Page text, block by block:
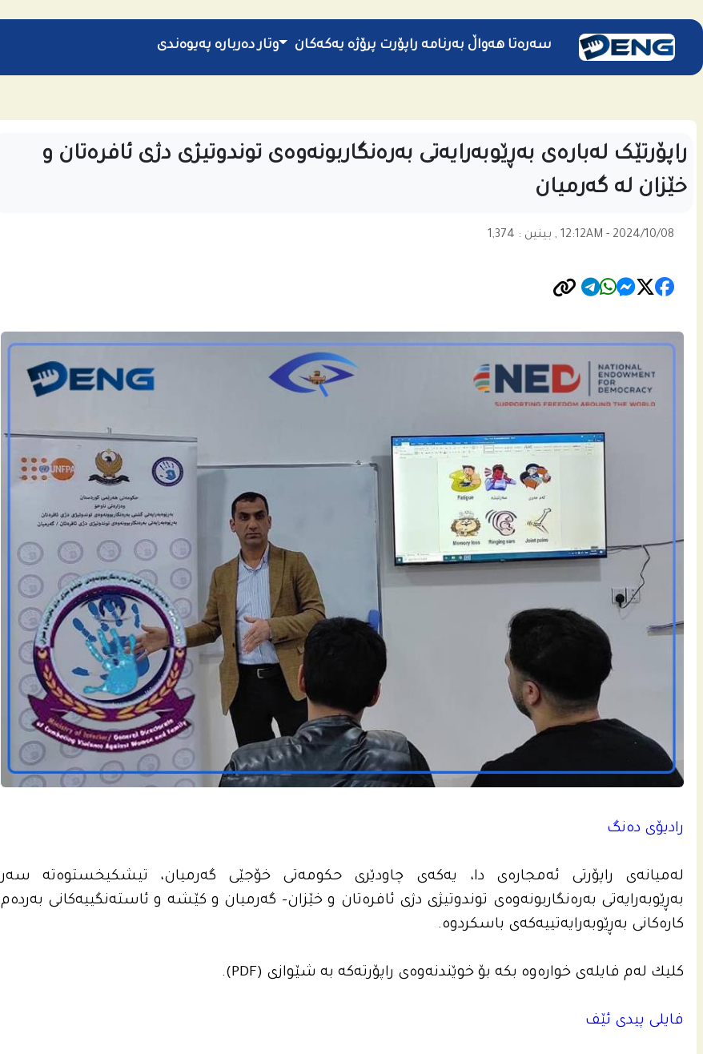
سەرەتا هەواڵ بەرنامە راپۆرت پرۆژە یەکەکان وتار دەربارە پەیوەندی
راپۆرتێک لەبارەی بەڕێوبەرایەتی بەرەنگاربونەوەی توندوتیژی دژی ئافرەتان و
خێزان له‌ گه‌رمیان
12:12AM - 2024/10/08 , بینین : 1,374
رادیۆی ده‌نگ
له‌میانه‌ى راپۆرتی ئه‌مجاره‌ى دا، یه‌كه‌ى چاودێری حكومه‌تى خۆجێی گه‌رمیان، تیشكیخستوه‌ته‌ سه‌ر
بەڕێوبەرایەتی بەرەنگاربونەوەی توندوتیژی دژی ئافرەتان و خێزان- گه‌رمیان و كێشه‌ و ئاسته‌نگییه‌كانى به‌رده‌م
كاره‌كانى به‌ڕێوبه‌رایه‌تییه‌كه‌ى باسكردوه‌.
كلیك لەم فایلەی خواره‌وه‌ بكه‌ بۆ خوێندنه‌وه‌ى راپۆرته‌کە به‌ شێوازى (PDF).
فایلی پیدی ئێف